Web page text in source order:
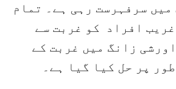
سرفہرست رہی ہے۔ تمام
غریب افراد کو غربت سے
اورشی زانگ میں غربت کے
پر حل کیا گیا ہے۔